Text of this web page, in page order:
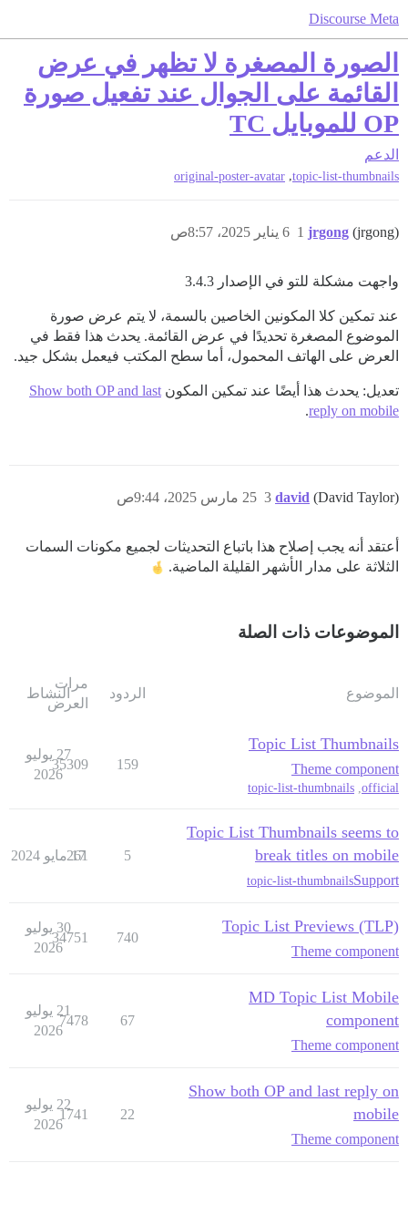
Discourse Meta
الصورة المصغرة لا تظهر في عرض
القائمة على الجوال عند تفعيل صورة
OP للموبايل TC
الدعم
topic-list-thumbnails
,
original-poster-avatar
jrgong (jrgong) 6 يناير 2025، 8:57ص 1
واجهت مشكلة للتو في الإصدار 3.4.3
عند تمكين كلا المكونين الخاصين بالسمة، لا يتم عرض صورة
الموضوع المصغرة تحديدًا في عرض القائمة. يحدث هذا فقط في
العرض على الهاتف المحمول، أما سطح المكتب فيعمل بشكل جيد.
تعديل: يحدث هذا أيضًا عند تمكين المكون Show both OP and last
reply on mobile
.
david (David Taylor) 25 مارس 2025، 9:44ص 3
أعتقد أنه يجب إصلاح هذا باتباع التحديثات لجميع مكونات السمات
الثلاثة على مدار الأشهر القليلة الماضية.
الموضوعات ذات الصلة
الموضوع الردود
مرات
العرض
النشاط
Topic List Thumbnails
Theme component
official
,
topic-list-thumbnails
159
35309
27 يوليو
2026
Topic List Thumbnails seems to
break titles on mobile
Support
topic-list-thumbnails
5
261
17 مايو 2024
Topic List Previews (TLP)
Theme component
740
34751
30 يوليو
2026
MD Topic List Mobile
component
Theme component
67
7478
21 يوليو
2026
Show both OP and last reply on
mobile
Theme component
22
1741
22 يوليو
2026